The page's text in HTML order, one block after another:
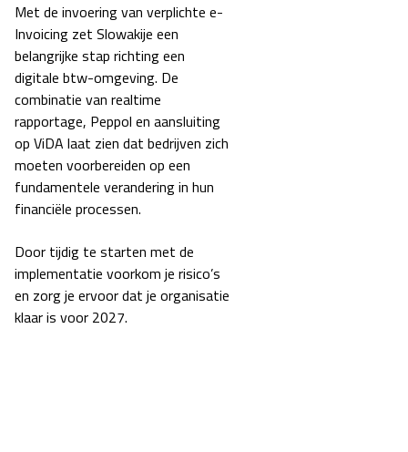
Met de invoering van verplichte e-
Invoicing zet Slowakije een
belangrijke stap richting een
digitale btw-omgeving. De
combinatie van realtime
rapportage, Peppol en aansluiting
op ViDA laat zien dat bedrijven zich
moeten voorbereiden op een
fundamentele verandering in hun
financiële processen.
Door tijdig te starten met de
implementatie voorkom je risico’s
en zorg je ervoor dat je organisatie
klaar is voor 2027.